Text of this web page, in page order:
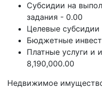
Субсидии на
задания - 0.00
Целевые субсидии
Бюджетные
Платные услуги и
8,190,000.00
Недвижимое